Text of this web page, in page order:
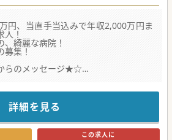
円、当直手当込みで年収2,000万円ま
！
綺麗な病院！
募集！
らのメッセージ★☆
も容易、業務は慢性期寄りの病院で医
早番・もしくは遅番で、年収1,800万
せんが、年収をさらに上げたい方は行
勤務したい方には、特におすすめの病
詳細を見る
この求人に